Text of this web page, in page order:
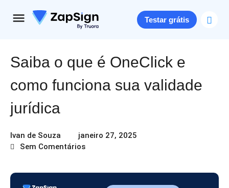
Testar grátis
Saiba o que é OneClick e
como funciona sua validade
jurídica
Ivan de Souza
janeiro 27, 2025
Sem Comentários